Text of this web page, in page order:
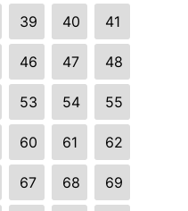
39 40 41
46 47 48
53 54 55
60 61 62
67 68 69